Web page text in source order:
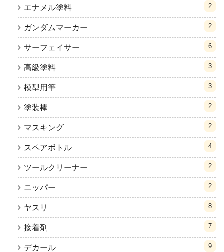
エナメル塗料 2
ガンダムマーカー 2
サーフェイサー 6
高級塗料 3
模型用筆 3
塗装棒 2
マスキング 2
スペアボトル 4
ツールクリーナー 2
ニッパー 2
ヤスリ 8
接着剤 7
デカール 9